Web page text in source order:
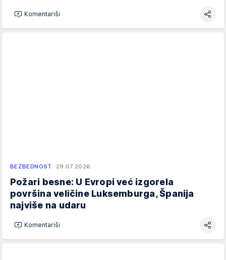
Komentariši
BEZBEDNOST 29.07.2026.
Požari besne: U Evropi već izgorela
površina veličine Luksemburga, Španija
najviše na udaru
Komentariši